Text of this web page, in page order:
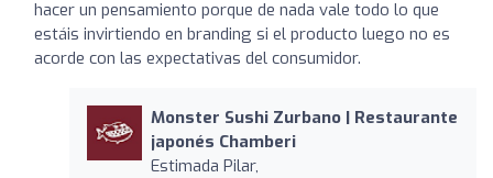
hacer un pensamiento porque de nada vale todo lo que
estáis invirtiendo en branding si el producto luego no es
acorde con las expectativas del consumidor.
Monster Sushi Zurbano | Restaurante
japonés Chamberi
Estimada Pilar,